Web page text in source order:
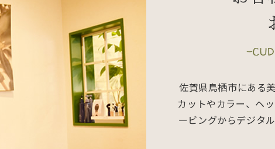
-
佐賀県鳥栖市にある
カットやカラー、ヘ
ービングからデジタ